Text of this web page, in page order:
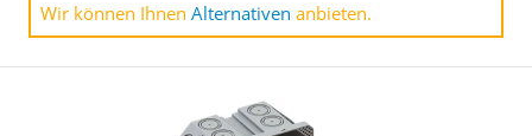
Wir können Ihnen Alternativen anbieten.